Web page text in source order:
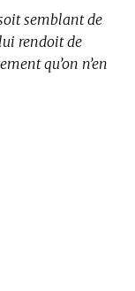
semblant de
rendoit de
qu’on n’en